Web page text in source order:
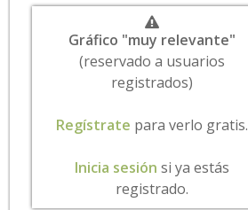
Gráfico "muy relevante"
(reservado a usuarios
registrados)
Regístrate para verlo gratis.
Inicia sesión si ya estás
registrado.